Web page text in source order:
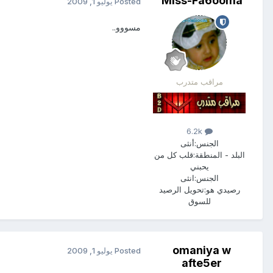
مراقب متدرب
6.2k
الجنس:أنثى
البلد - المنطقة:قلب كل من
يحبني
الجنس:انثى
رصيدي هو:تحويل الرصيد
للسوق
مسووو..
omaniya w
afte5er
Posted يوليو 1, 2009